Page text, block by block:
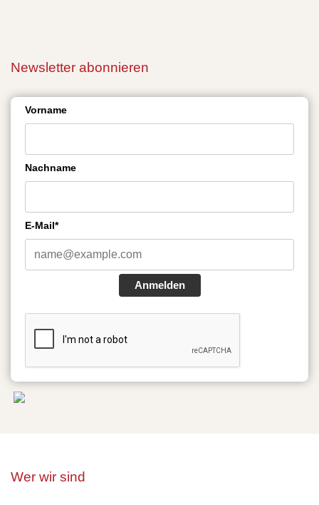
Newsletter abonnieren
Vorname
Nachname
E-Mail*
Anmelden
Wer wir sind